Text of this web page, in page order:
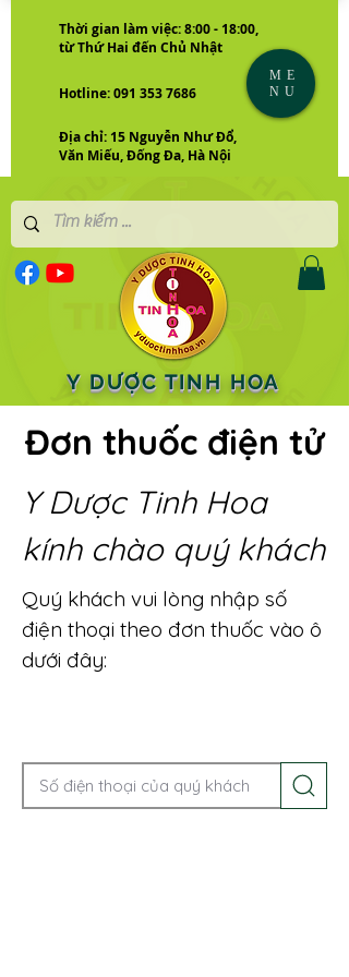
Thời gian làm việc: 8:00 - 18:00,
từ Thứ Hai đến Chủ Nhật
Hotline: 091 353 7686
Địa chỉ: 15 Nguyễn Như Đổ,
Văn Miếu, Đống Đa, Hà Nội
Y DƯỢC TINH HOA
ME
NU
Đơn thuốc điện tử
Y Dược Tinh Hoa
kính chào quý khách
Quý khách vui lòng nhập số
điện thoại theo đơn thuốc vào ô
dưới đây: